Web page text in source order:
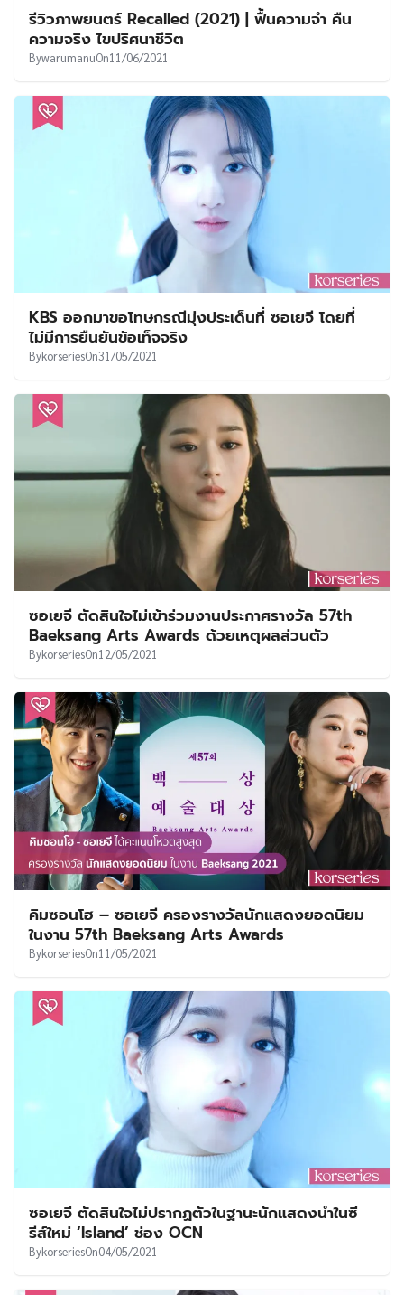
รีวิวภาพยนตร์ Recalled (2021) | ฟื้นความจำ คืน
ความจริง ไขปริศนาชีวิต
BywarumanuOn11/06/2021
KBS ออกมาขอโทษกรณีมุ่งประเด็นที่ ซอเยจี โดยที่
ไม่มีการยืนยันข้อเท็จจริง
BykorseriesOn31/05/2021
ซอเยจี ตัดสินใจไม่เข้าร่วมงานประกาศรางวัล 57th
Baeksang Arts Awards ด้วยเหตุผลส่วนตัว
BykorseriesOn12/05/2021
คิมซอนโฮ – ซอเยจี ครองรางวัลนักแสดงยอดนิยม
ในงาน 57th Baeksang Arts Awards
BykorseriesOn11/05/2021
ซอเยจี ตัดสินใจไม่ปรากฏตัวในฐานะนักแสดงนำในซี
รีส์ใหม่ ‘Island’ ช่อง OCN
BykorseriesOn04/05/2021